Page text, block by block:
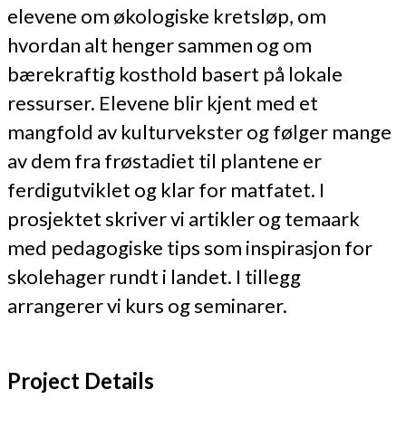
elevene om økologiske kretsløp, om
hvordan alt henger sammen og om
bærekraftig kosthold basert på lokale
ressurser. Elevene blir kjent med et
mangfold av kulturvekster og følger mange
av dem fra frøstadiet til plantene er
ferdigutviklet og klar for matfatet. I
prosjektet skriver vi artikler og temaark
med pedagogiske tips som inspirasjon for
skolehager rundt i landet. I tillegg
arrangerer vi kurs og seminarer.
Project Details